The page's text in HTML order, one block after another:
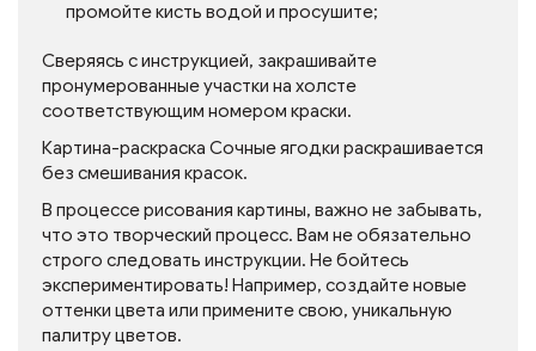
промойте кисть водой и просушите;
Сверяясь с инструкцией, закрашивайте
пронумерованные участки на холсте
соответствующим номером краски.
Картина-раскраска Сочные ягодки раскрашивается
без смешивания красок.
В процессе рисования картины, важно не забывать,
что это творческий процесс. Вам не обязательно
строго следовать инструкции. Не бойтесь
экспериментировать! Например, создайте новые
оттенки цвета или примените свою, уникальную
палитру цветов.